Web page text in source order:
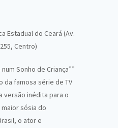
Estadual do Ceará (Av.
Centro)
num Sonho de Criança””
da famosa série de TV
versão inédita para o
sósia do
o ator e